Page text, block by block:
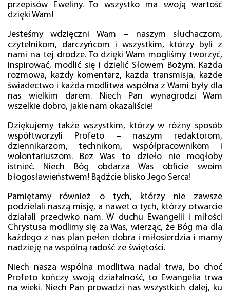
przepisów Eweliny. To wszystko ma swoją wartość
dzięki Wam!
Jesteśmy wdzięczni Wam – naszym słuchaczom,
czytelnikom, darczyńcom i wszystkim, którzy byli z
nami na tej drodze. To dzięki Wam mogliśmy tworzyć,
inspirować, modlić się i dzielić Słowem Bożym. Każda
rozmowa, każdy komentarz, każda transmisja, każde
świadectwo i każda modlitwa wspólna z Wami były dla
nas wielkim darem. Niech Pan wynagrodzi Wam
wszelkie dobro, jakie nam okazaliście!
Dziękujemy także wszystkim, którzy w różny sposób
współtworzyli Profeto – naszym redaktorom,
dziennikarzom, technikom, współpracownikom i
wolontariuszom. Bez Was to dzieło nie mogłoby
istnieć. Niech Bóg obdarza Was obficie swoim
błogosławieństwem! Bądźcie blisko Jego Serca!
Pamiętamy również o tych, którzy nie zawsze
podzielali naszą misję, a nawet o tych, którzy otwarcie
działali przeciwko nam. W duchu Ewangelii i miłości
Chrystusa modlimy się za Was, wierząc, że Bóg ma dla
każdego z nas plan pełen dobra i miłosierdzia i mamy
nadzieję na wspólną radość ze świętości.
Niech nasza wspólna modlitwa nadal trwa, bo choć
Profeto kończy swoją działalność, to Ewangelia trwa
na wieki. Niech Pan prowadzi nas wszystkich dalej, ku